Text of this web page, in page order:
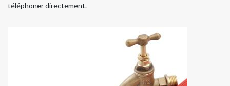
téléphoner directement.